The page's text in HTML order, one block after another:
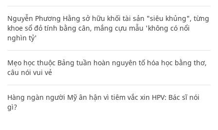
Nguyễn Phương Hằng sở hữu khối tài sản "siêu khủng", từng
khoe sổ đỏ tính bằng cân, mắng cựu mẫu 'không có nổi
nghìn tỷ'
Mẹo học thuộc Bảng tuần hoàn nguyên tố hóa học bằng thơ,
câu nói vui vẻ
Hàng ngàn người Mỹ ân hận vì tiêm vắc xin HPV: Bác sĩ nói
gì?